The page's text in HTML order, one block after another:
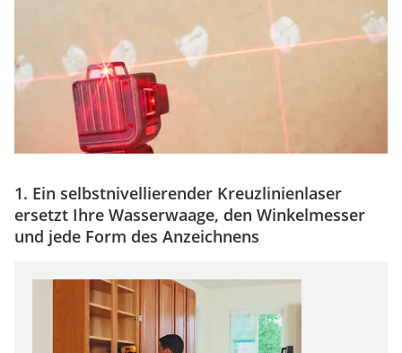
1. Ein selbstnivellierender Kreuzlinienlaser
ersetzt Ihre Wasserwaage, den Winkelmesser
und jede Form des Anzeichnens